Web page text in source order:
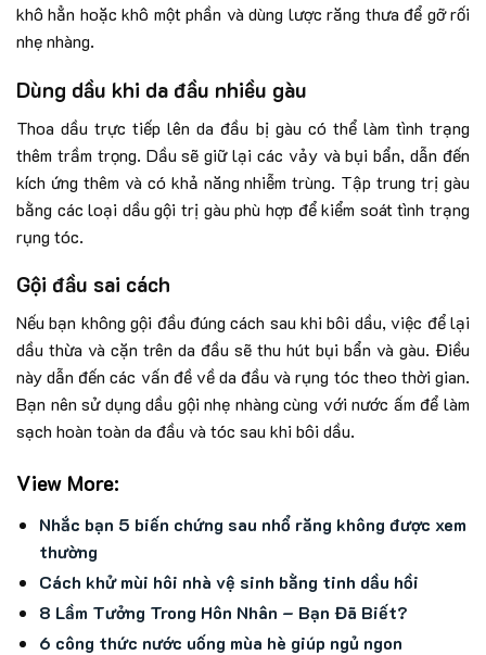
khô hẳn hoặc khô một phần và dùng lược răng thưa để gỡ rối
nhẹ nhàng.
Dùng dầu khi da đầu nhiều gàu
Thoa dầu trực tiếp lên da đầu bị gàu có thể làm tình trạng
thêm trầm trọng. Dầu sẽ giữ lại các vảy và bụi bẩn, dẫn đến
kích ứng thêm và có khả năng nhiễm trùng. Tập trung trị gàu
bằng các loại dầu gội trị gàu phù hợp để kiểm soát tình trạng
rụng tóc.
Gội đầu sai cách
Nếu bạn không gội đầu đúng cách sau khi bôi dầu, việc để lại
dầu thừa và cặn trên da đầu sẽ thu hút bụi bẩn và gàu. Điều
này dẫn đến các vấn đề về da đầu và rụng tóc theo thời gian.
Bạn nên sử dụng dầu gội nhẹ nhàng cùng với nước ấm để làm
sạch hoàn toàn da đầu và tóc sau khi bôi dầu.
View More:
Nhắc bạn 5 biến chứng sau nhổ răng không được xem
thường
Cách khử mùi hôi nhà vệ sinh bằng tinh dầu hồi
8 Lầm Tưởng Trong Hôn Nhân – Bạn Đã Biết?
6 công thức nước uống mùa hè giúp ngủ ngon